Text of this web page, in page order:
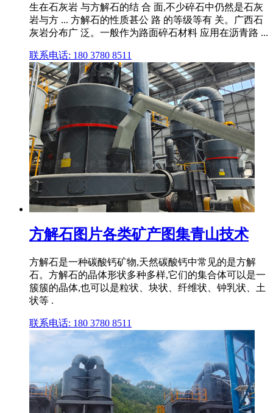
生在石灰岩 与方解石的结 合 面,不少碎石中仍然是石灰
岩与方 ... 方解石的性质甚公 路 的等级等有 关。广西石
灰岩分布广 泛。一般作为路面碎石材料 应用在沥青路 ...
联系电话: 180 3780 8511
方解石图片各类矿产图集青山技术
方解石是一种碳酸钙矿物,天然碳酸钙中常见的是方解
石。方解石的晶体形状多种多样,它们的集合体可以是一
簇簇的晶体,也可以是粒状、块状、纤维状、钟乳状、土
状等 .
联系电话: 180 3780 8511